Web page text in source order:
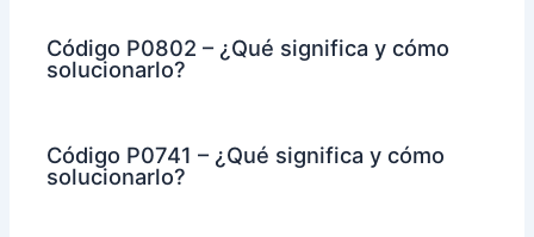
Código P0802 – ¿Qué significa y cómo
solucionarlo?
Código P0741 – ¿Qué significa y cómo
solucionarlo?